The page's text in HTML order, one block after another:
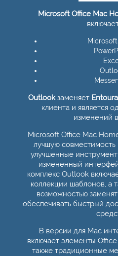
Microsoft Office Mac
Outlookзаменяет
клиента и является
изменений
Microsoft Office Mac
лучшую совместимость
улучшенные
измененный
комплекс Outlook
коллекции шаблонов, а
возможностью
обеспечивать быстрый
В версии для Mac
включает элементы
также традиционные